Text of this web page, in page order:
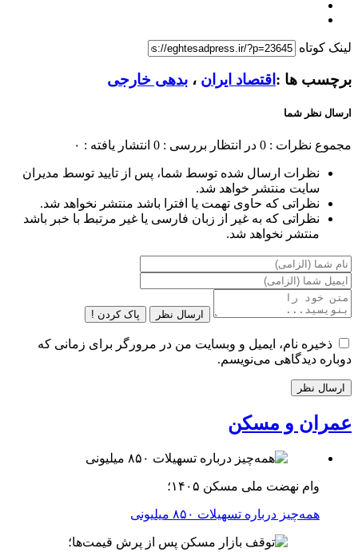
لینک کوتاه
برچسب ها : اقتصاد ایران ، بدهی خارجی
ارسال نظر شما
مجموع نظرات : 0 در انتظار بررسی : 0 انتشار یافته : ۰
نظرات ارسال شده توسط شما، پس از تایید توسط مدیران
سایت منتشر خواهد شد.
نظراتی که حاوی تهمت یا افترا باشد منتشر نخواهد شد.
نظراتی که به غیر از زبان فارسی یا غیر مرتبط با خبر باشد
منتشر نخواهد شد.
ارسال نظر پاک کردن !
ذخیره نام، ایمیل و وبسایت من در مرورگر برای زمانی که
دوباره دیدگاهی می‌نویسم.
عمران و مسکن
وام نهضت ملی مسکن ۱۴۰۵؛
همه‌چیز درباره تسهیلات ۸۵۰ میلیونی